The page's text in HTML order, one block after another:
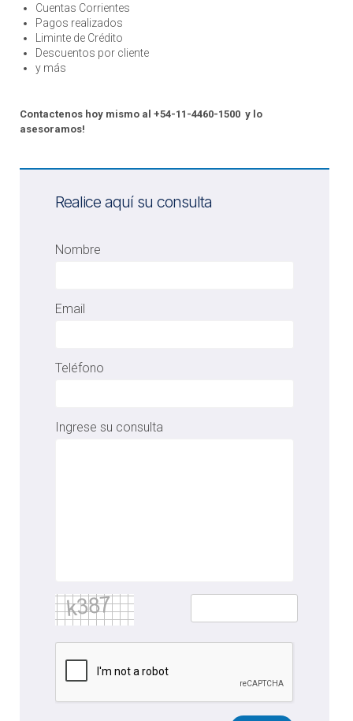
Cuentas Corrientes
Pagos realizados
Liminte de Crédito
Descuentos por cliente
y más
Contactenos hoy mismo al +54-11-4460-1500 y lo
asesoramos!
Realice aquí su consulta
Nombre
Email
Teléfono
Ingrese su consulta